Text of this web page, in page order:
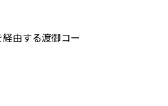
由する渡御コー